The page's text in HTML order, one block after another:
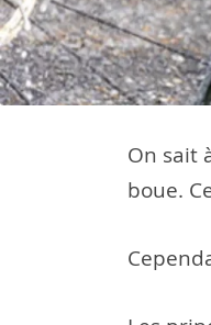
On sait
boue.